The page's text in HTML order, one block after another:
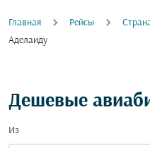
Главная Рейсы
Аделаиду
Дешевые
Из